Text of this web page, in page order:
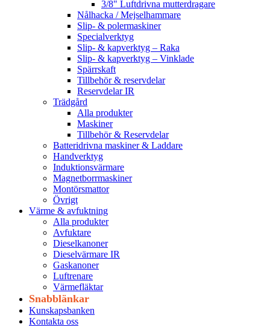
3/8" Luftdrivna mutterdragare
Nålhacka / Mejselhammare
Slip- & polermaskiner
Specialverktyg
Slip- & kapverktyg – Raka
Slip- & kapverktyg – Vinklade
Spärrskaft
Tillbehör & reservdelar
Reservdelar IR
Trädgård
Alla produkter
Maskiner
Tillbehör & Reservdelar
Batteridrivna maskiner & Laddare
Handverktyg
Induktionsvärmare
Magnetborrmaskiner
Montörsmattor
Övrigt
Värme & avfuktning
Alla produkter
Avfuktare
Dieselkanoner
Dieselvärmare IR
Gaskanoner
Luftrenare
Värmefläktar
Snabblänkar
Kunskapsbanken
Kontakta oss